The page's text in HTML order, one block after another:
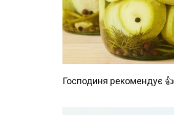
Господиня рекомендує 👍